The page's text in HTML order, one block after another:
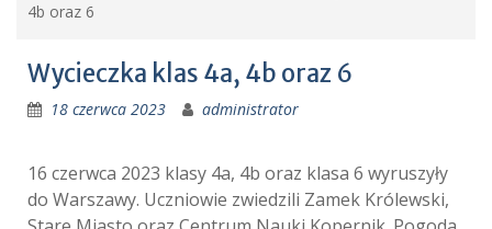
4b oraz 6
Wycieczka klas 4a, 4b oraz 6
18 czerwca 2023 administrator
16 czerwca 2023 klasy 4a, 4b oraz klasa 6 wyruszyły
do Warszawy. Uczniowie zwiedzili Zamek Królewski,